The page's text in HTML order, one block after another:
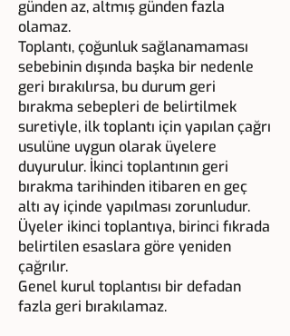
günden az, altmış günden fazla
olamaz.
Toplantı, çoğunluk sağlanamaması
sebebinin dışında başka bir nedenle
geri bırakılırsa, bu durum geri
bırakma sebepleri de belirtilmek
suretiyle, ilk toplantı için yapılan çağrı
usulüne uygun olarak üyelere
duyurulur. İkinci toplantının geri
bırakma tarihinden itibaren en geç
altı ay içinde yapılması zorunludur.
Üyeler ikinci toplantıya, birinci fıkrada
belirtilen esaslara göre yeniden
çağrılır.
Genel kurul toplantısı bir defadan
fazla geri bırakılamaz.